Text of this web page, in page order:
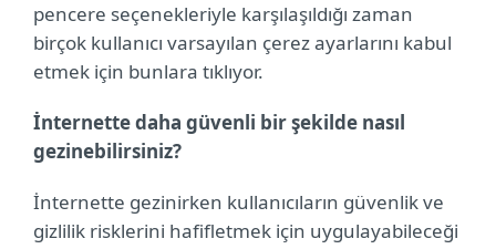
pencere seçenekleriyle karşılaşıldığı zaman
birçok kullanıcı varsayılan çerez ayarlarını kabul
etmek için bunlara tıklıyor.
İnternette daha güvenli bir şekilde nasıl
gezinebilirsiniz?
İnternette gezinirken kullanıcıların güvenlik ve
gizlilik risklerini hafifletmek için uygulayabileceği